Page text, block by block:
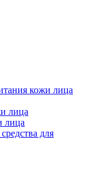
кожи лица
лица
лица
для